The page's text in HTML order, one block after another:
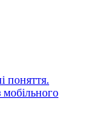
поняття.